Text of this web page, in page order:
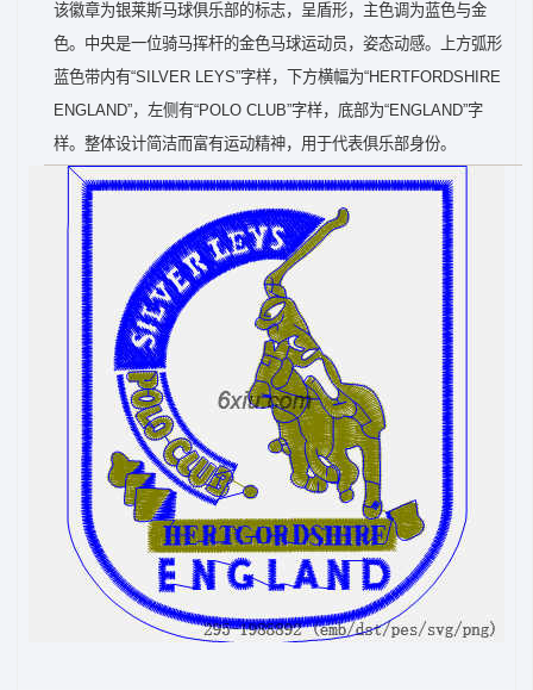
该徽章为银莱斯马球俱乐部的标志，呈盾形，主色调为蓝色与金
色。中央是一位骑马挥杆的金色马球运动员，姿态动感。上方弧形
蓝色带内有“SILVER LEYS”字样，下方横幅为“HERTFORDSHIRE
ENGLAND”，左侧有“POLO CLUB”字样，底部为“ENGLAND”字
样。整体设计简洁而富有运动精神，用于代表俱乐部身份。